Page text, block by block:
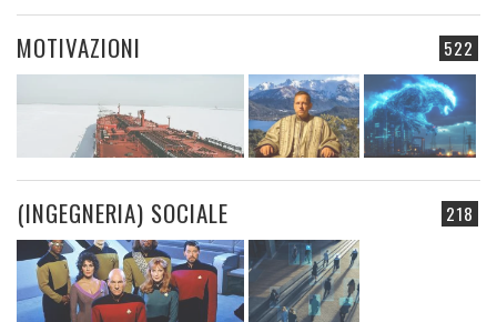
522
MOTIVAZIONI
218
(INGEGNERIA) SOCIALE